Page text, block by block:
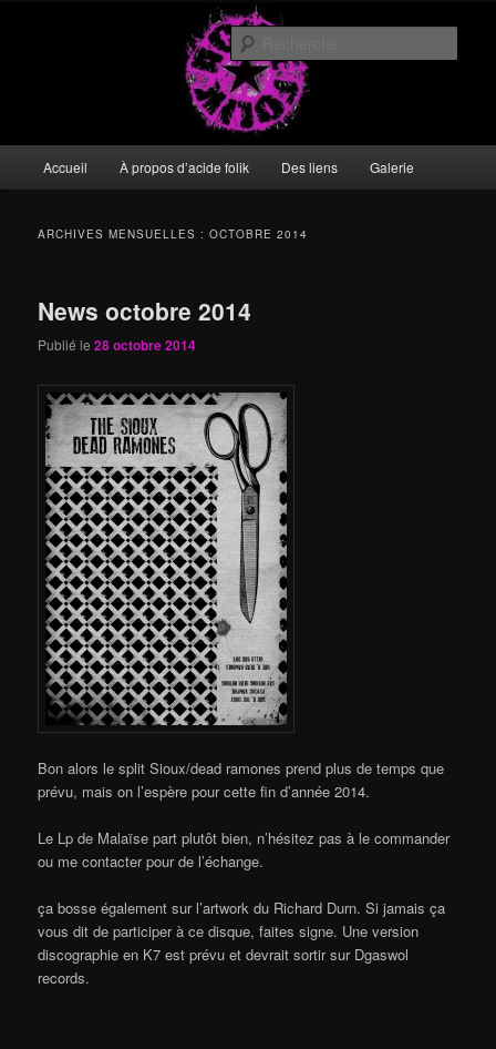
principal
Accueil À propos d’acide folik Des liens Galerie
ARCHIVES MENSUELLES :OCTOBRE 2014
News octobre 2014
Publié le28 octobre 2014
Bon alors le split Sioux/dead ramones prend plus de temps que
prévu, mais on l’espère pour cette fin d’année 2014.
Le Lp de Malaïse part plutôt bien, n’hésitez pas à le commander
ou me contacter pour de l’échange.
ça bosse également sur l’artwork du Richard Durn. Si jamais ça
vous dit de participer à ce disque, faites signe. Une version
discographie en K7 est prévu et devrait sortir sur Dgaswol
records.